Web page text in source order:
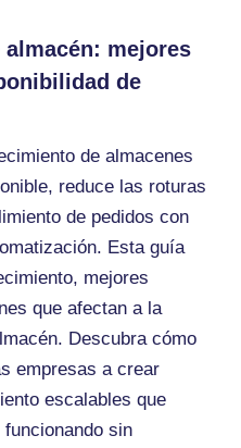
mejores
de
de almacenes
reduce las roturas
de pedidos con
Esta guía
mejores
que afectan a la
Descubra cómo
empresas a crear
escalables que
sin